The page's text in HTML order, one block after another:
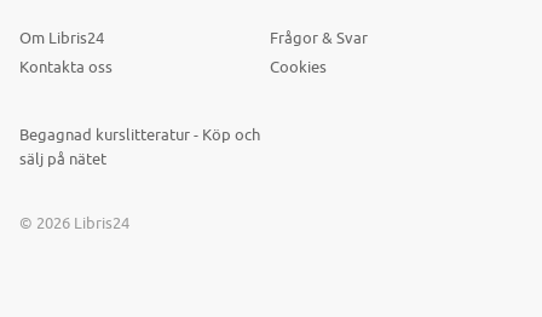
Om Libris24
Frågor & Svar
Kontakta oss
Cookies
Begagnad kurslitteratur - Köp och
sälj på nätet
© 2026 Libris24